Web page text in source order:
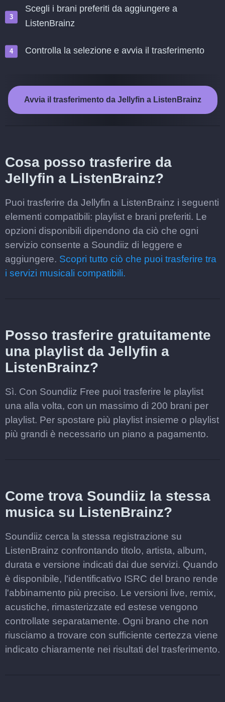
Scegli i brani preferiti da aggiungere a
ListenBrainz
Controlla la selezione e avvia il trasferimento
Avvia il trasferimento da Jellyfin a ListenBrainz
Cosa posso trasferire da
Jellyfin a ListenBrainz?
Puoi trasferire da Jellyfin a ListenBrainz i seguenti
elementi compatibili: playlist e brani preferiti. Le
opzioni disponibili dipendono da ciò che ogni
servizio consente a Soundiiz di leggere e
aggiungere. Scopri tutto ciò che puoi trasferire tra
i servizi musicali compatibili.
Posso trasferire gratuitamente
una playlist da Jellyfin a
ListenBrainz?
Sì. Con Soundiiz Free puoi trasferire le playlist
una alla volta, con un massimo di 200 brani per
playlist. Per spostare più playlist insieme o playlist
più grandi è necessario un piano a pagamento.
Come trova Soundiiz la stessa
musica su ListenBrainz?
Soundiiz cerca la stessa registrazione su
ListenBrainz confrontando titolo, artista, album,
durata e versione indicati dai due servizi. Quando
è disponibile, l'identificativo ISRC del brano rende
l'abbinamento più preciso. Le versioni live, remix,
acustiche, rimasterizzate ed estese vengono
controllate separatamente. Ogni brano che non
riusciamo a trovare con sufficiente certezza viene
indicato chiaramente nei risultati del trasferimento.